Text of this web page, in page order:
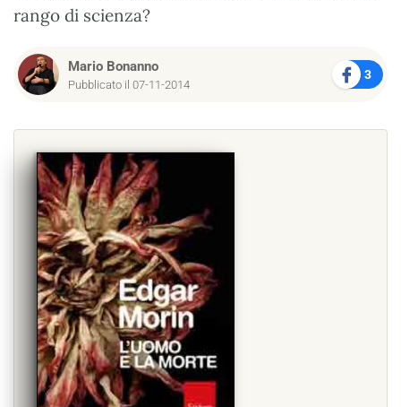
rango di scienza?
Mario Bonanno
Pubblicato il 07-11-2014
3